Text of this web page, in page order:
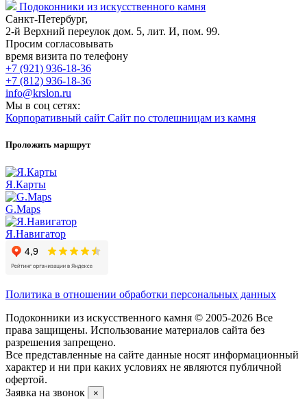
Подоконники из искусственного камня
Санкт-Петербург,
2-й Верхний переулок дом. 5, лит. И, пом. 99.
Просим согласовывать
время визита по телефону
+7 (921) 936-18-36
+7 (812) 936-18-36
info@krslon.ru
Мы в соц сетях:
Корпоративный сайт Сайт по столешницам из камня
Проложить маршрут
Я.Карты
G.Maps
Я.Навигатор
Политика в отношении обработки персональных данных
Подоконники из искусственного камня © 2005-2026 Все
права защищены. Использование материалов сайта без
разрешения запрещено.
Все представленные на сайте данные носят информационный
характер и ни при каких условиях не являются публичной
офертой.
Заявка на звонок
×